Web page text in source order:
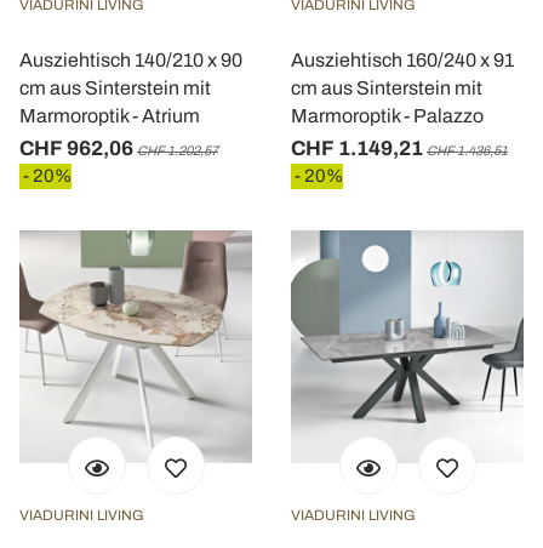
VIADURINI LIVING
Ausziehtisch 140/210 x 90
cm aus Sinterstein mit
Marmoroptik - Atrium
CHF 962,06 CHF 1.202,57
- 20%
VIADURINI LIVING
Ausziehtisch 160/240 x 91
cm aus Sinterstein mit
Marmoroptik - Palazzo
CHF 1.149,21 CHF 1.436,51
- 20%
VIADURINI LIVING VIADURINI LIVING